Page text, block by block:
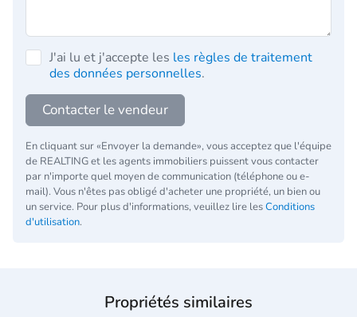
J'ai lu et j'accepte les les règles de traitement
des données personnelles.
Contacter le vendeur
En cliquant sur «Envoyer la demande», vous acceptez que l'équipe
de REALTING et les agents immobiliers puissent vous contacter
par n'importe quel moyen de communication (téléphone ou e-
mail). Vous n'êtes pas obligé d'acheter une propriété, un bien ou
un service. Pour plus d'informations, veuillez lire lesConditions
d'utilisation.
Propriétés similaires